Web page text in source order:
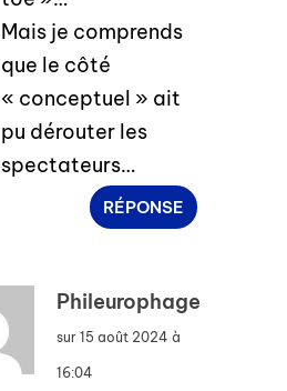
Mais je comprends
que le côté
« conceptuel » ait
pu dérouter les
spectateurs…
RÉPONSE
Phileurophage
sur 15 août 2024 à
16:04